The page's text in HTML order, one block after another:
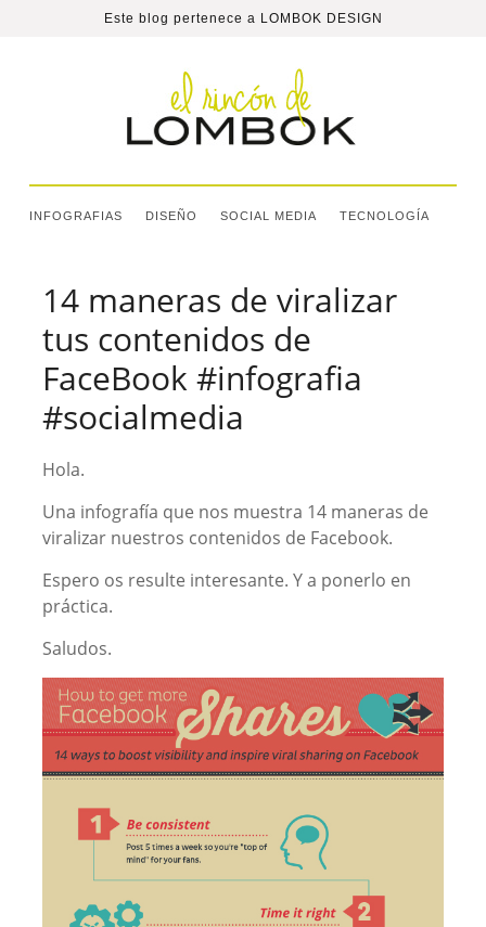
Este blog pertenece a LOMBOK DESIGN
INFOGRAFIAS DISEÑO SOCIAL MEDIA TECNOLOGÍA
14 maneras de viralizar
tus contenidos de
FaceBook #infografia
#socialmedia
Hola.
Una infografía que nos muestra 14 maneras de
viralizar nuestros contenidos de Facebook.
Espero os resulte interesante. Y a ponerlo en
práctica.
Saludos.